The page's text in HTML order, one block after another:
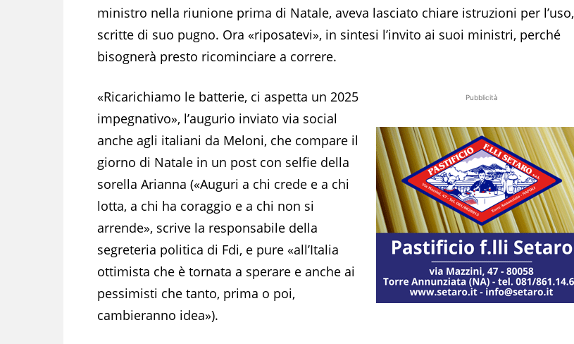
ministro nella riunione prima di Natale, aveva lasciato chiare istruzioni per l’uso,
scritte di suo pugno. Ora «riposatevi», in sintesi l’invito ai suoi ministri, perché
bisognerà presto ricominciare a correre.
Pubblicità
«Ricarichiamo le batterie, ci aspetta un 2025
impegnativo», l’augurio inviato via social
anche agli italiani da Meloni, che compare il
giorno di Natale in un post con selfie della
sorella Arianna («Auguri a chi crede e a chi
lotta, a chi ha coraggio e a chi non si
arrende», scrive la responsabile della
segreteria politica di Fdi, e pure «all’Italia
ottimista che è tornata a sperare e anche ai
pessimisti che tanto, prima o poi,
cambieranno idea»).